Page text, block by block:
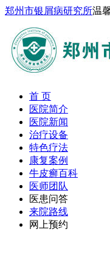
郑州市银屑病研究所温
首 页
医院简介
医院新闻
治疗设备
特色疗法
康复案例
牛皮癣百科
医师团队
医患问答
来院路线
网上预约